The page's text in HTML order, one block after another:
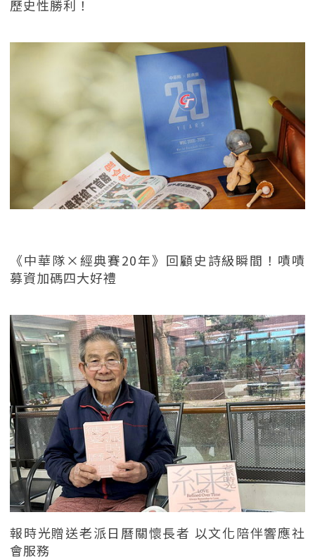
歷史性勝利！
《中華隊×經典賽20年》回顧史詩級瞬間！嘖嘖
募資加碼四大好禮
報時光贈送老派日曆關懷長者 以文化陪伴響應社
會服務